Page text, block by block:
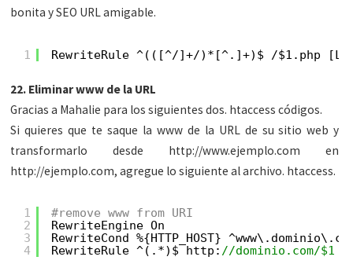
bonita y SEO URL amigable.
1 RewriteRule ^(([^/]+/)*[^.]+)$ /$1.php [L]
22. Eliminar www de la URL
Gracias a Mahalie para los siguientes dos. htaccess códigos.
Si quieres que te saque la www de la URL de su sitio web y
transformarlo desde http://www.ejemplo.com en
http://ejemplo.com, agregue lo siguiente al archivo. htaccess.
1
2
3
4
#remove www from URI
RewriteEngine On
RewriteCond %{HTTP_HOST}
RewriteRule ^(.*)$ http: //dominio.com/$1